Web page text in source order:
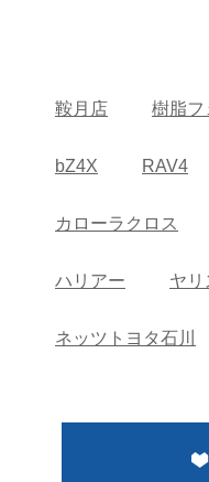
鞍月店 樹脂フ
bZ4X RAV4
カローラクロス
ハリアー ヤリ
ネッツトヨタ石川